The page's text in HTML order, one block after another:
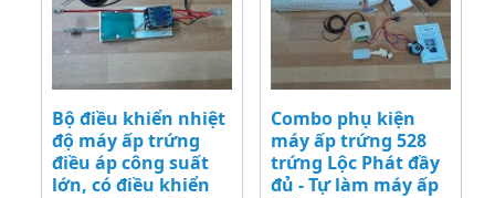
Bộ điều khiển nhiệt
độ máy ấp trứng
điều áp công suất
lớn, có điều khiển
Combo phụ kiện
máy ấp trứng 528
trứng Lộc Phát đầy
đủ - Tự làm máy ấp